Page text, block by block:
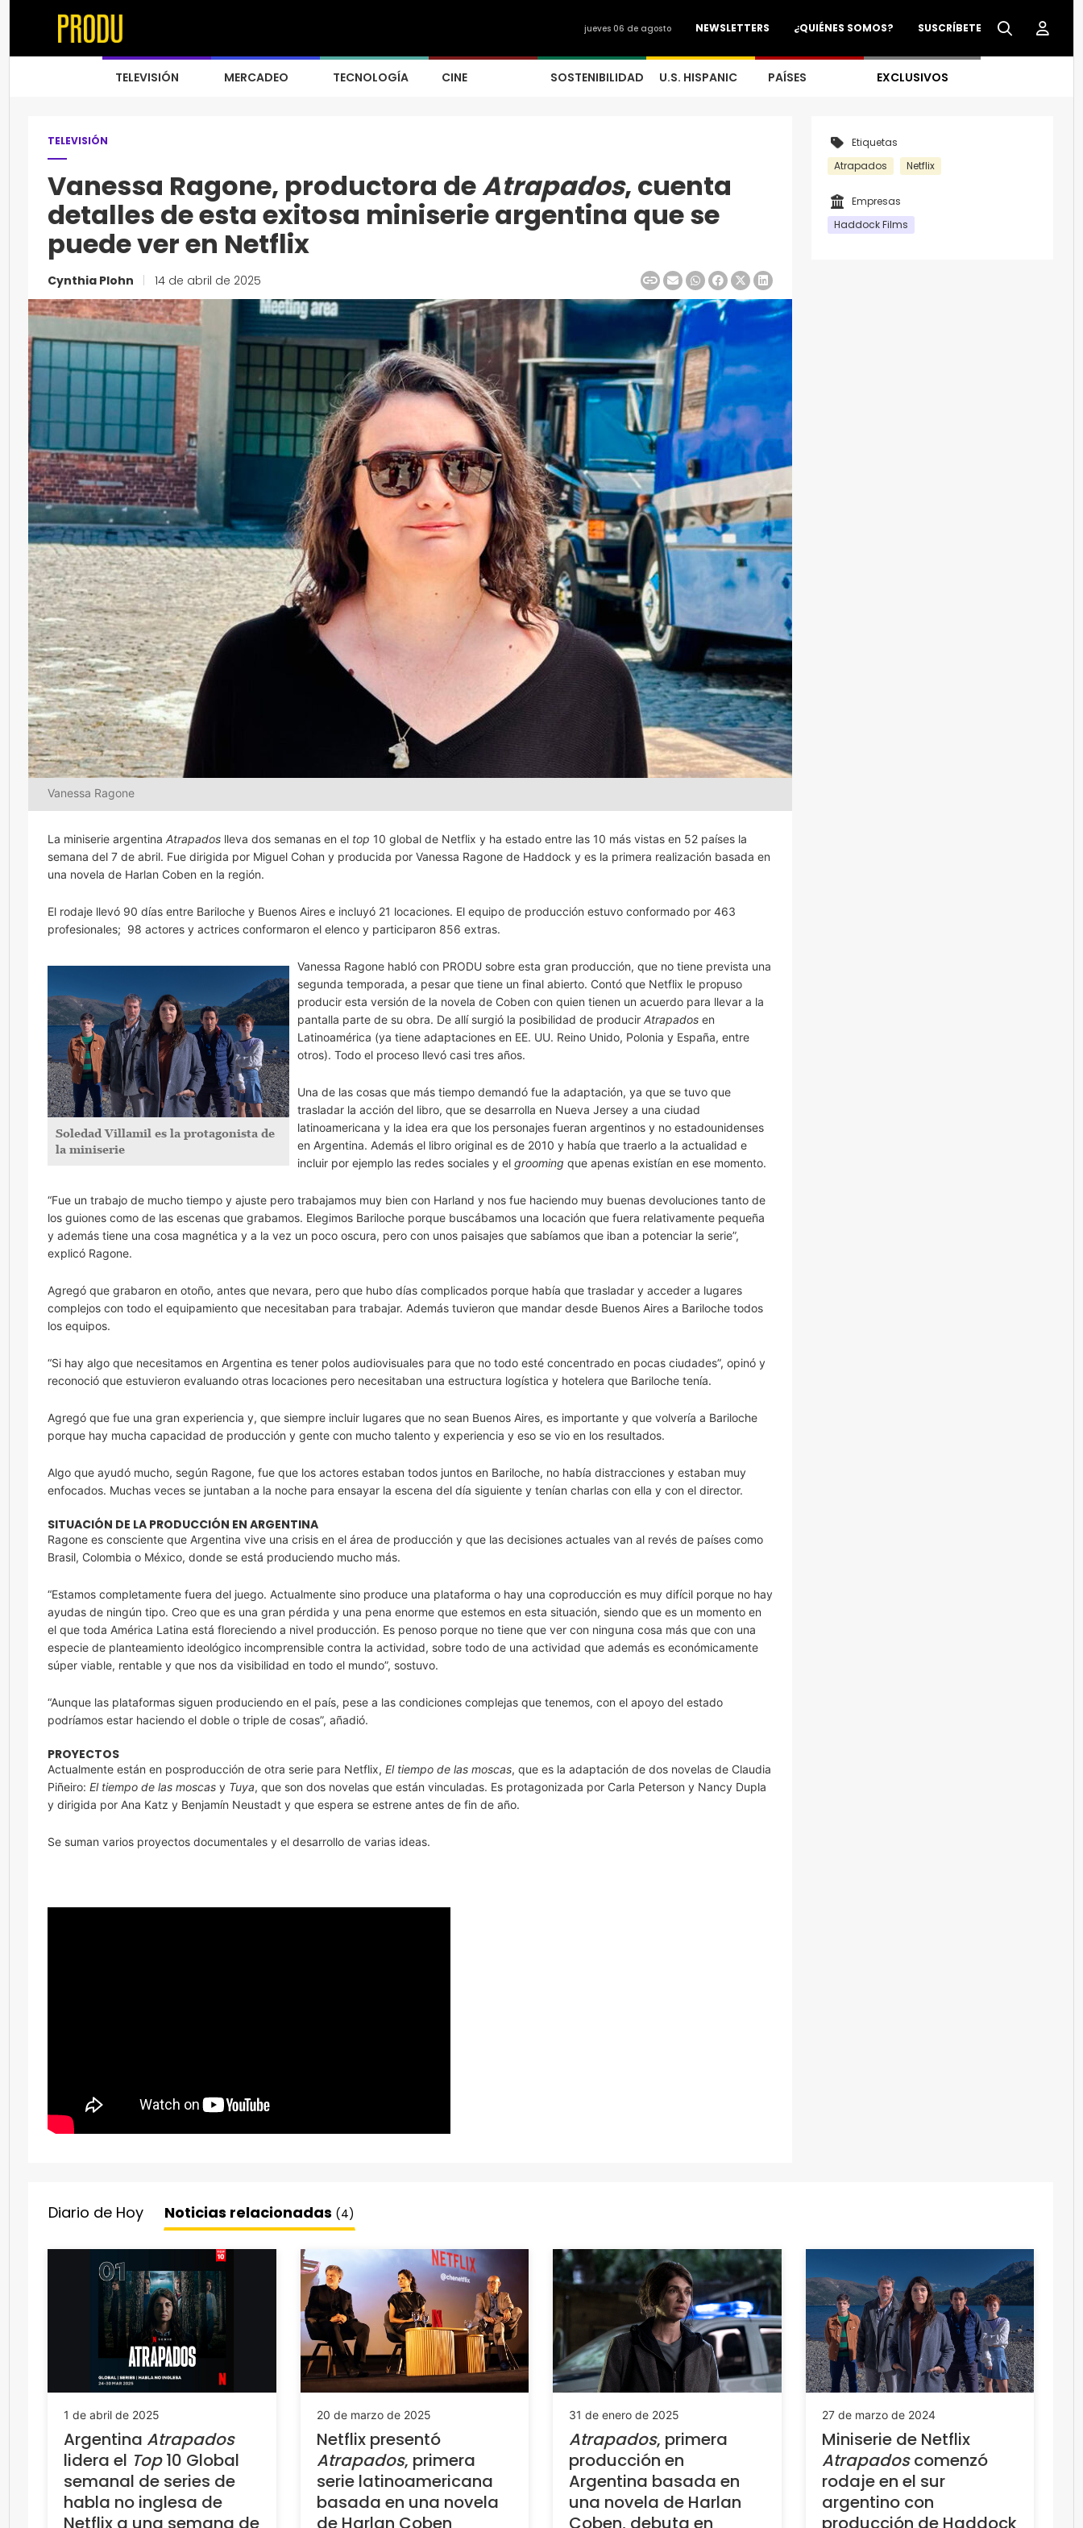
SUSCRÍBETE
¿QUIÉNES SOMOS?
NEWSLETTERS
jueves 06 de agosto
TELEVISIÓN MERCADEO TECNOLOGÍA CINE SOSTENIBILIDAD U.S. HISPANIC PAÍSES EXCLUSIVOS
TELEVISIÓN
Vanessa Ragone, productora deAtrapados, cuenta
detalles de esta exitosa miniserie argentina que se
puede ver en Netflix
Cynthia Plohn 14 de abril de 2025
Vanessa Ragone
La miniserie argentina Atrapados lleva dos semanas en el top 10 global de Netflix y ha estado entre las 10 más vistas en 52 países la
semana del 7 de abril. Fue dirigida por Miguel Cohan y producida por Vanessa Ragone de Haddock y es la primera realización basada en
una novela de Harlan Coben en la región.
El rodaje llevó 90 días entre Bariloche y Buenos Aires e incluyó 21 locaciones. El equipo de producción estuvo conformado por 463
profesionales; 98 actores y actrices conformaron el elenco y participaron 856 extras.
Soledad Villamil es la protagonista de
la miniserie
Vanessa Ragone habló con PRODU sobre esta gran producción, que no tiene prevista una
segunda temporada, a pesar que tiene un final abierto. Contó que Netflix le propuso
producir esta versión de la novela de Coben con quien tienen un acuerdo para llevar a la
pantalla parte de su obra. De allí surgió la posibilidad de producir Atrapados en
Latinoamérica (ya tiene adaptaciones en EE. UU. Reino Unido, Polonia y España, entre
otros). Todo el proceso llevó casi tres años.
Una de las cosas que más tiempo demandó fue la adaptación, ya que se tuvo que
trasladar la acción del libro, que se desarrolla en Nueva Jersey a una ciudad
latinoamericana y la idea era que los personajes fueran argentinos y no estadounidenses
en Argentina. Además el libro original es de 2010 y había que traerlo a la actualidad e
incluir por ejemplo las redes sociales y el grooming que apenas existían en ese momento.
“Fue un trabajo de mucho tiempo y ajuste pero trabajamos muy bien con Harland y nos fue haciendo muy buenas devoluciones tanto de
los guiones como de las escenas que grabamos. Elegimos Bariloche porque buscábamos una locación que fuera relativamente pequeña
y además tiene una cosa magnética y a la vez un poco oscura, pero con unos paisajes que sabíamos que iban a potenciar la serie”,
explicó Ragone.
Agregó que grabaron en otoño, antes que nevara, pero que hubo días complicados porque había que trasladar y acceder a lugares
complejos con todo el equipamiento que necesitaban para trabajar. Además tuvieron que mandar desde Buenos Aires a Bariloche todos
los equipos.
“Si hay algo que necesitamos en Argentina es tener polos audiovisuales para que no todo esté concentrado en pocas ciudades”, opinó y
reconoció que estuvieron evaluando otras locaciones pero necesitaban una estructura logística y hotelera que Bariloche tenía.
Agregó que fue una gran experiencia y, que siempre incluir lugares que no sean Buenos Aires, es importante y que volvería a Bariloche
porque hay mucha capacidad de producción y gente con mucho talento y experiencia y eso se vio en los resultados.
Algo que ayudó mucho, según Ragone, fue que los actores estaban todos juntos en Bariloche, no había distracciones y estaban muy
enfocados. Muchas veces se juntaban a la noche para ensayar la escena del día siguiente y tenían charlas con ella y con el director.
SITUACIÓN DE LA PRODUCCIÓN EN ARGENTINA
Ragone es consciente que Argentina vive una crisis en el área de producción y que las decisiones actuales van al revés de países como
Brasil, Colombia o México, donde se está produciendo mucho más.
“Estamos completamente fuera del juego. Actualmente sino produce una plataforma o hay una coproducción es muy difícil porque no hay
ayudas de ningún tipo. Creo que es una gran pérdida y una pena enorme que estemos en esta situación, siendo que es un momento en
el que toda América Latina está floreciendo a nivel producción. Es penoso porque no tiene que ver con ninguna cosa más que con una
especie de planteamiento ideológico incomprensible contra la actividad, sobre todo de una actividad que además es económicamente
súper viable, rentable y que nos da visibilidad en todo el mundo”, sostuvo.
“Aunque las plataformas siguen produciendo en el país, pese a las condiciones complejas que tenemos, con el apoyo del estado
podríamos estar haciendo el doble o triple de cosas”, añadió.
PROYECTOS
Actualmente están en posproducción de otra serie para Netflix, El tiempo de las moscas, que es la adaptación de dos novelas de Claudia
Piñeiro: El tiempo de las moscas y Tuya, que son dos novelas que están vinculadas. Es protagonizada por Carla Peterson y Nancy Dupla
y dirigida por Ana Katz y Benjamín Neustadt y que espera se estrene antes de fin de año.
Se suman varios proyectos documentales y el desarrollo de varias ideas.
Etiquetas
Atrapados
Netflix
Empresas
Haddock Films
Diario de Hoy Noticias relacionadas (4)
1 de abril de 2025
Argentina Atrapados
lidera el Top10 Global
semanal de series de
habla no inglesa de
Netflix a una semana de
20 de marzo de 2025
Netflix presentó
Atrapados, primera
serie latinoamericana
basada en una novela
de Harlan Coben
31 de enero de 2025
Atrapados, primera
producción en
Argentina basada en
una novela de Harlan
Coben, debuta en
27 de marzo de 2024
Miniserie de Netflix
Atrapadoscomenzó
rodaje en el sur
argentino con
producción de Haddock